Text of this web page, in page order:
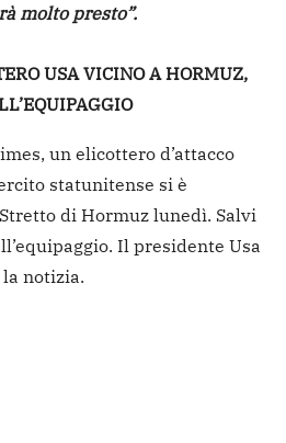
molto presto”.
USA VICINO A HORMUZ,
un elicottero d’attacco
statunitense si è
di Hormuz lunedì. Salvi
Il presidente Usa
notizia.